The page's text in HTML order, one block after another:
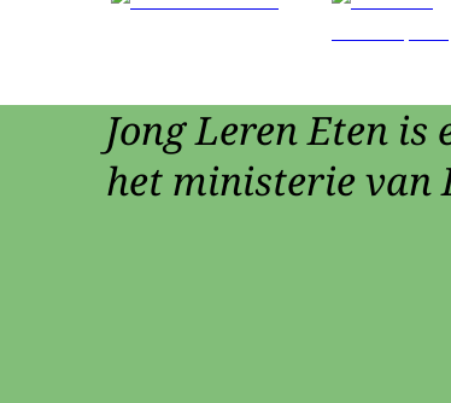
Jong Leren Eten
het ministerie van